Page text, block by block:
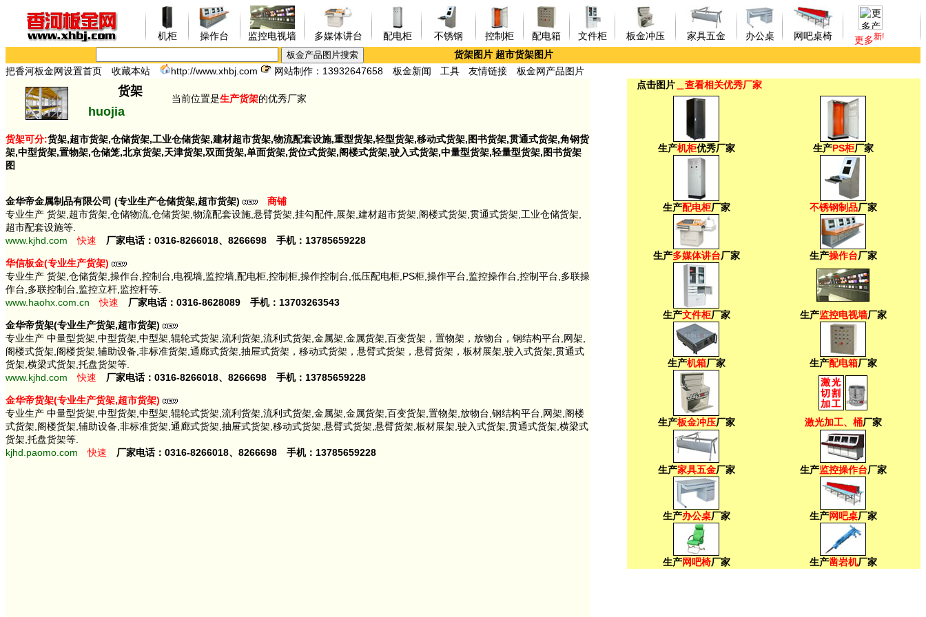
机柜 操作台 监控电视墙 多媒体讲台 配电柜 不锈钢 控制柜 配电箱 文件柜 板金冲压 家具五金 办公桌 网吧桌椅 更多新!
货架图片 超市货架图片
把香河板金网设置首页
收藏本站 http://www.xhbj.com 网站制作：13932647658 板金新闻 工具 友情链接 板金网产品图片
货架
当前位置是生产货架的优秀厂家
huojia
货架可分:货架,超市货架,仓储货架,工业仓储货架,建材超市货架,物流配套设施,重型货架,轻型货架,移动式货架,图书货架,贯通式货架,角钢货
架,中型货架,置物架,仓储笼,北京货架,天津货架,双面货架,单面货架,货位式货架,阁楼式货架,驶入式货架,中量型货架,轻量型货架,图书货架
图
金华帝金属制品有限公司 (专业生产仓储货架,超市货架)
商铺
专业生产 货架,超市货架,仓储物流,仓储货架,物流配套设施,悬臂货架,挂勾配件,展架,建材超市货架,阁楼式货架,贯通式货架,工业仓储货架,
超市配套设施等.
www.kjhd.com
快速 厂家电话：0316-8266018、8266698 手机：13785659228
华信板金(专业生产货架)
专业生产 货架,仓储货架,操作台,控制台,电视墙,监控墙,配电柜,控制柜,操作控制台,低压配电柜,PS柜,操作平台,监控操作台,控制平台,多联操
作台,多联控制台,监控立杆,监控杆等.
www.haohx.com.cn
快速 厂家电话：0316-8628089 手机：13703263543
金华帝货架(专业生产货架,超市货架)
专业生产 中量型货架,中型货架,中型架,辊轮式货架,流利货架,流利式货架,金属架,金属货架,百变货架，置物架，放物台，钢结构平台,网架,
阁楼式货架,阁楼货架,辅助设备,非标准货架,通廊式货架,抽屉式货架，移动式货架，悬臂式货架，悬臂货架，板材展架,驶入式货架,贯通式
货架,横梁式货架,托盘货架等.
www.kjhd.com
快速 厂家电话：0316-8266018、8266698 手机：13785659228
金华帝货架(专业生产货架,超市货架)
专业生产 中量型货架,中型货架,中型架,辊轮式货架,流利货架,流利式货架,金属架,金属货架,百变货架,置物架,放物台,钢结构平台,网架,阁楼
式货架,阁楼货架,辅助设备,非标准货架,通廊式货架,抽屉式货架,移动式货架,悬臂式货架,悬臂货架,板材展架,驶入式货架,贯通式货架,横梁式
货架,托盘货架等.
kjhd.paomo.com
快速 厂家电话：0316-8266018、8266698 手机：13785659228
点击图片 查看相关优秀厂家
生产机柜优秀厂家 生产PS柜厂家
生产配电柜厂家 不锈钢制品厂家
生产多媒体讲台厂家 生产操作台厂家
生产文件柜厂家 生产监控电视墙厂家
生产机箱厂家 生产配电箱厂家
生产板金冲压厂家 激光加工、 桶厂家
生产家具五金厂家 生产监控操作台厂家
生产办公桌厂家 生产网吧桌厂家
生产网吧椅厂家 生产凿岩机厂家